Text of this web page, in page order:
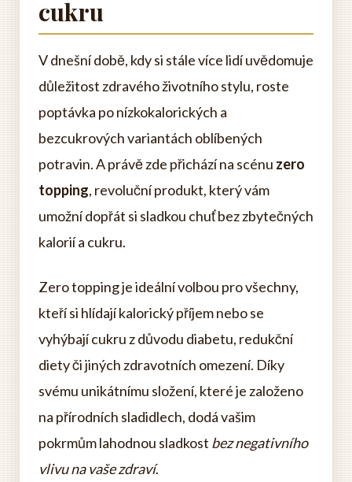
cukru
V dnešní době, kdy si stále více lidí uvědomuje
důležitost zdravého životního stylu, roste
poptávka po nízkokalorických a
bezcukrových variantách oblíbených
potravin. A právě zde přichází na scénu zero
topping, revoluční produkt, který vám
umožní dopřát si sladkou chuť bez zbytečných
kalorií a cukru.
Zero topping je ideální volbou pro všechny,
kteří si hlídají kalorický příjem nebo se
vyhýbají cukru z důvodu diabetu, redukční
diety či jiných zdravotních omezení. Díky
svému unikátnímu složení, které je založeno
na přírodních sladidlech, dodá vašim
pokrmům lahodnou sladkost bez negativního
vlivu na vaše zdraví.